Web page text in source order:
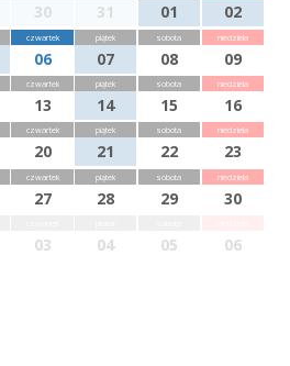
30 31 01 02
czwartek
06
piątek
07
sobota
08
niedziela
09
czwartek
13
piątek
14
sobota
15
niedziela
16
czwartek
20
piątek
21
sobota
22
niedziela
23
czwartek
27
piątek
28
sobota
29
niedziela
30
03 04 05 06